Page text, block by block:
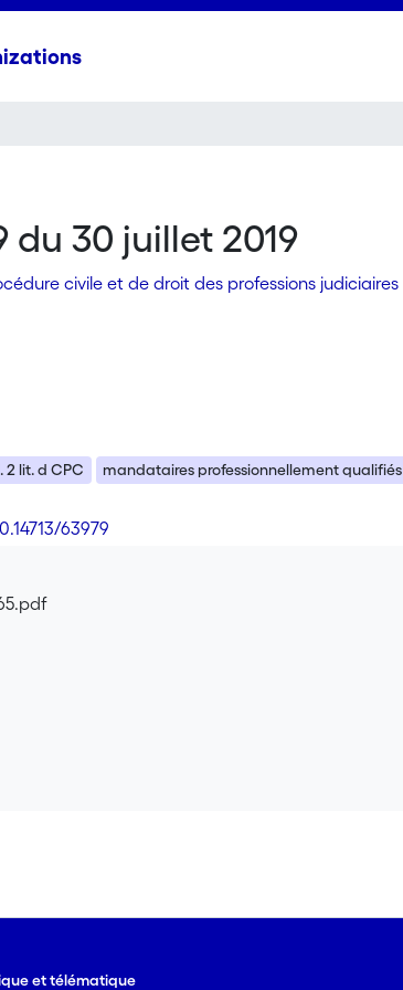
du 30 juillet 2019
civile et de droit des professions judiciaires
2 lit. d CPC mandataires professionnellement qualifiés
63979
et télématique